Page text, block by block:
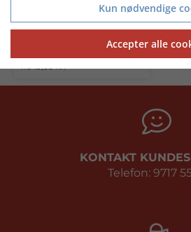
KONTAKT
Telefon: 9717
Kun nødvendige
Accepter alle